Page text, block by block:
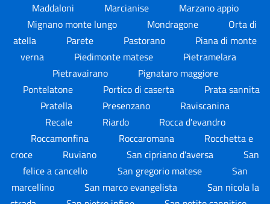
Maddaloni
Marcianise
Marzano appio
Mignano monte lungo
Mondragone
Orta di
atella
Parete Pastorano
Piana di monte
verna
Piedimonte matese
Pietramelara
Pietravairano
Pignataro maggiore
Pontelatone
Portico di caserta
Prata sannita
Pratella
Presenzano
Raviscanina
Recale
Riardo
Rocca d'evandro
Roccamonfina
Roccaromana
Rocchetta e
croce
Ruviano San cipriano d'aversa
San
felice a cancello
San gregorio matese
San
marcellino
San marco evangelista
San nicola la